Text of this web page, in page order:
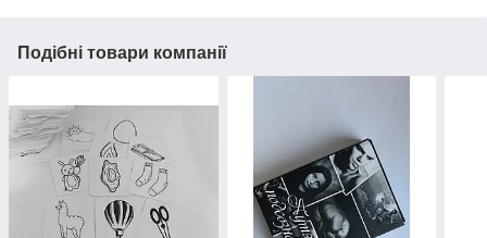
Подібні товари компанії